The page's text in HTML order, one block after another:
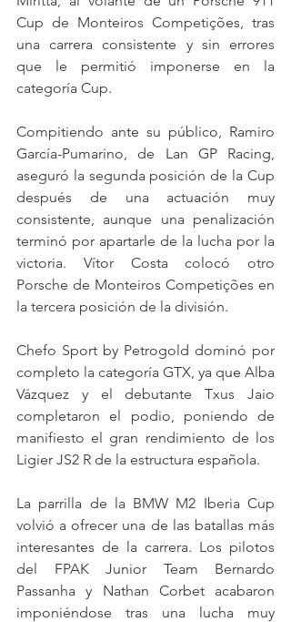
Cup de Monteiros Competições, tras
una carrera consistente y sin errores
que le permitió imponerse en la
categoría Cup.
Compitiendo ante su público, Ramiro
García-Pumarino, de Lan GP Racing,
aseguró la segunda posición de la Cup
después de una actuación muy
consistente, aunque una penalización
terminó por apartarle de la lucha por la
victoria. Vítor Costa colocó otro
Porsche de Monteiros Competições en
la tercera posición de la división.
Chefo Sport by Petrogold dominó por
completo la categoría GTX, ya que Alba
Vázquez y el debutante Txus Jaio
completaron el podio, poniendo de
manifiesto el gran rendimiento de los
Ligier JS2 R de la estructura española.
La parrilla de la BMW M2 Iberia Cup
volvió a ofrecer una de las batallas más
interesantes de la carrera. Los pilotos
del FPAK Junior Team Bernardo
Passanha y Nathan Corbet acabaron
imponiéndose tras una lucha muy